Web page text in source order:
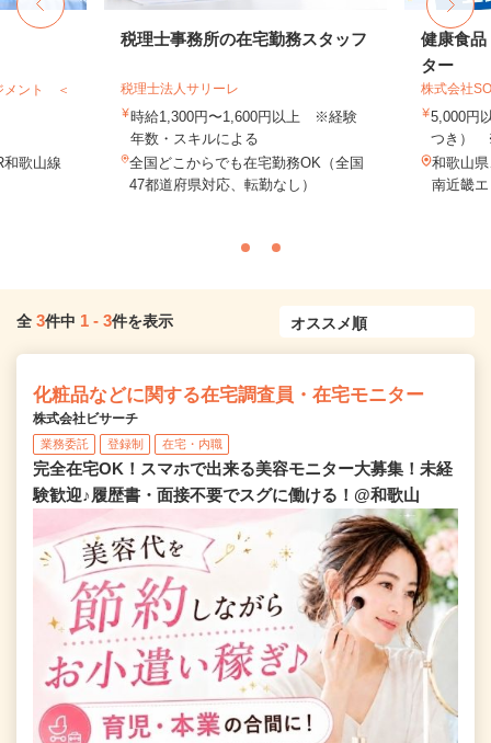
メント ＜
歌山線
税理士事務所の在宅勤務スタッフ
税理士法人サリーレ
時給1,300円〜1,600円以上 ※経験
年数・スキルによる
全国どこからでも在宅勤務OK（全国
47都道府県対応、転勤なし）
健康食品
ター
株式会社
5,000円
つき）
和歌山
南近畿
全 3件中 1 - 3件を表示
化粧品などに関する在宅調査員・在宅モニター
株式会社ビサーチ
業務委託 登録制 在宅・内職
完全在宅OK！スマホで出来る美容モニター大募集！未経
験歓迎♪履歴書・面接不要でスグに働ける！@和歌山